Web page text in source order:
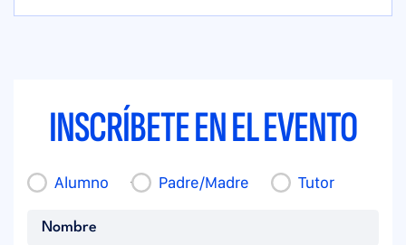
INSCRÍBETE EN EL EVENTO
Alumno Padre/Madre Tutor